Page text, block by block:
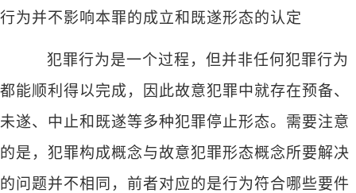
行为并不影响本罪的成立和既遂形态的认定
犯罪行为是一个过程，但并非任何犯罪行为
都能顺利得以完成，因此故意犯罪中就存在预备、
未遂、中止和既遂等多种犯罪停止形态。需要注意
的是，犯罪构成概念与故意犯罪形态概念所要解决
的问题并不相同，前者对应的是行为符合哪些要件